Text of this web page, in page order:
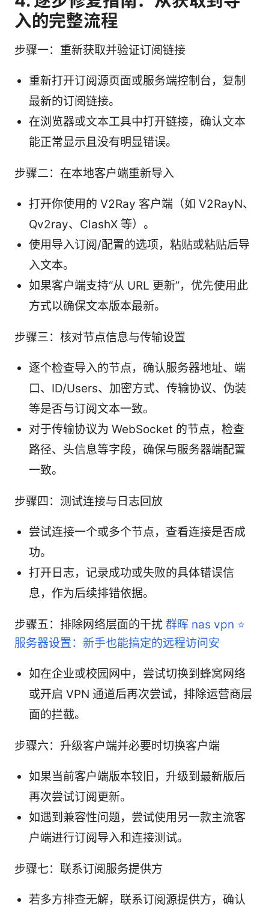
入的完整流程
步骤一：重新获取并验证订阅链接
重新打开订阅源页面或服务端控制台，复制
最新的订阅链接。
在浏览器或文本工具中打开链接，确认文本
能正常显示且没有明显错误。
步骤二：在本地客户端重新导入
打开你使用的 V2Ray 客户端（如 V2RayN、
Qv2ray、ClashX 等）。
使用导入订阅/配置的选项，粘贴或粘贴后导
入文本。
如果客户端支持“从 URL 更新”，优先使用此
方式以确保文本版本最新。
步骤三：核对节点信息与传输设置
逐个检查导入的节点，确认服务器地址、端
口、ID/Users、加密方式、传输协议、伪装
等是否与订阅文本一致。
对于传输协议为 WebSocket 的节点，检查
路径、头信息等字段，确保与服务器端配置
一致。
步骤四：测试连接与日志回放
尝试连接一个或多个节点，查看连接是否成
功。
打开日志，记录成功或失败的具体错误信
息，作为后续排错依据。
步骤五：排除网络层面的干扰 群晖 nas vpn ⭐
服务器设置：新手也能搞定的远程访问安
如在企业或校园网中，尝试切换到蜂窝网络
或开启 VPN 通道后再次尝试，排除运营商层
面的拦截。
步骤六：升级客户端并必要时切换客户端
如果当前客户端版本较旧，升级到最新版后
再次尝试订阅更新。
如遇到兼容性问题，尝试使用另一款主流客
户端进行订阅导入和连接测试。
步骤七：联系订阅服务提供方
若多方排查无解，联系订阅源提供方，确认